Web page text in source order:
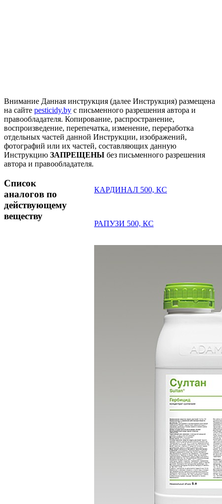
Внимание Данная инструкция (далее Инструкция) размещена
на сайте pesticidy.by с письменного разрешения автора и
правообладателя. Копирование, распространение,
воспроизведение, перепечатка, изменение, переработка
отдельных частей данной Инструкции, изображений,
фотографий или их частей, составляющих данную
Инструкцию ЗАПРЕЩЕНЫ без письменного разрешения
автора и правообладателя.
Список
аналогов по
действующему
веществу
КАРДИНАЛ 500, КС
РАПУЗИ 500, КС